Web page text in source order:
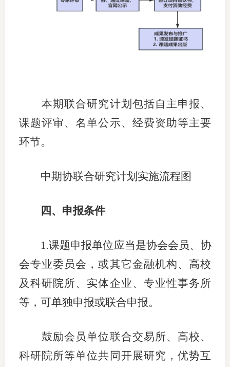
文化建
普法宣
本期联合研究计划 包括自主申报 、
课题评审、名单公示、 经费资助等主要
环节。
中期协联合研究计划实施流程图
四、申报条件
1.课题申报单位应当是协会会员、 协
会专业委员会，或其它金融机构、高校
及 科研院所、实体企业、 专业性事务所
等，可单独申报或联合申报。
鼓励会员单位联合交易所、高校、
科研院所等单位共同开展研究，优势互